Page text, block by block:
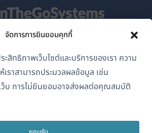
จัดการการยินยอมคุกกี้
ะสิทธิภาพเว็บไซต์และบริการของเรา ความ
ราสามารถประมวลผลข้อมูล เช่น
บ การไม่ยินยอมอาจส่งผลต่อคุณสมบัติ
และนโยบายความเป็นส่วนตัว
เข้าร่วมทีมของเรา(เปิด
ใน
ใน
ใน